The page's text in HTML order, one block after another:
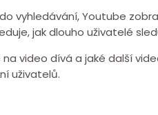
vyhledávání, Youtube
jak dlouho uživatelé
video dívá a jaké další
uživatelů.